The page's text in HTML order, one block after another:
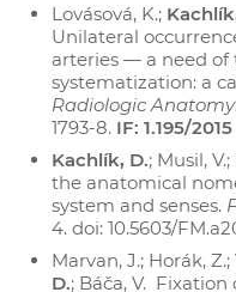
Lovásová, K.;
Unilateral
arteries — a need
systematization: a
Radiologic Anatomy
1793-8. IF: 1.195/2015
Kachlík, D.; Musil,
the anatomical
system and senses.
4. doi: 10.5603/
Marvan, J.; Horák,
D.; Báča, V.